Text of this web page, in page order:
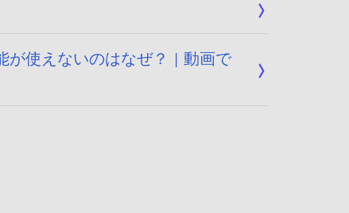
が使えないのはなぜ？ | 動画で